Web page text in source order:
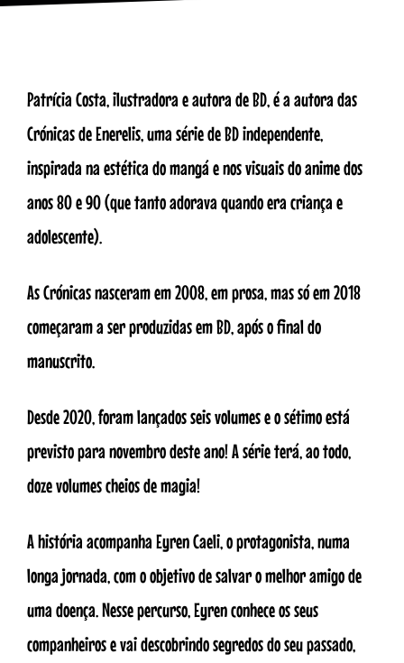
Patrícia Costa, ilustradora e autora de BD, é a autora das
Crónicas de Enerelis, uma série de BD independente,
inspirada na estética do mangá e nos visuais do anime dos
anos 80 e 90 (que tanto adorava quando era criança e
adolescente).
As Crónicas nasceram em 2008, em prosa, mas só em 2018
começaram a ser produzidas em BD, após o final do
manuscrito.
Desde 2020, foram lançados seis volumes e o sétimo está
previsto para novembro deste ano! A série terá, ao todo,
doze volumes cheios de magia!
A história acompanha Eyren Caeli, o protagonista, numa
longa jornada, com o objetivo de salvar o melhor amigo de
uma doença. Nesse percurso, Eyren conhece os seus
companheiros e vai descobrindo segredos do seu passado,